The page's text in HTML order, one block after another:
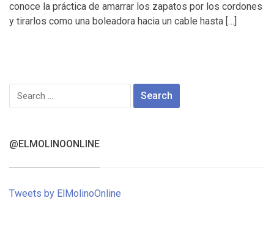
conoce la práctica de amarrar los zapatos por los cordones
y tirarlos como una boleadora hacia un cable hasta […]
Search
for:
@ELMOLINOONLINE
Tweets by ElMolinoOnline